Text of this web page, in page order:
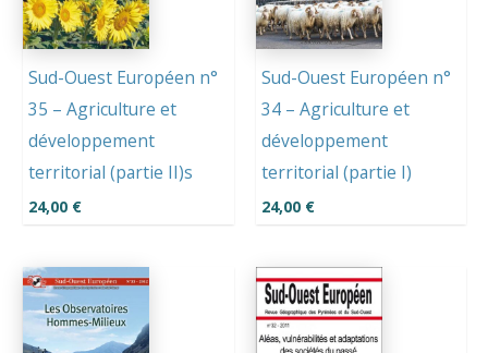
Sud-Ouest Européen n°
35 – Agriculture et
développement
territorial (partie II)s
24,00 €
Sud-Ouest Européen n°
34 – Agriculture et
développement
territorial (partie I)
24,00 €